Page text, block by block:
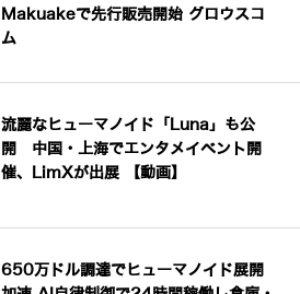
Makuakeで先行販売開始 グロウスコ
ム
流麗なヒューマノイド「Luna」も公
開 中国・上海でエンタメイベント開
催、LimXが出展 【動画】
650万ドル調達でヒューマノイド展開